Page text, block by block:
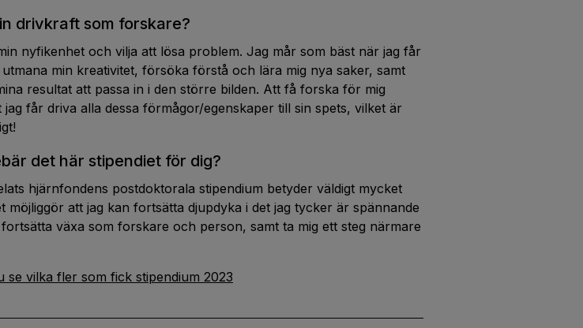
drivkraft som forskare?
nyfikenhet och vilja att lösa problem. Jag mår som bäst när jag får
min kreativitet, försöka förstå och lära mig nya saker, samt
resultat att passa in i den större bilden. Att få forska för mig
jag får driva alla dessa förmågor/egenskaper till sin spets, vilket är
det här stipendiet för dig?
hjärnfondens postdoktorala stipendium betyder väldigt mycket
möjliggör att jag kan fortsätta djupdyka i det jag tycker är spännande
växa som forskare och person, samt ta mig ett steg närmare
se vilka fler som fick stipendium 2023